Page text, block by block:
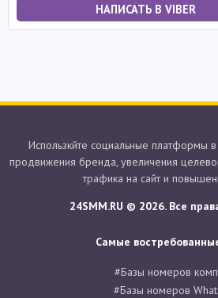
НАПИСАТЬ В VIBER
Использкйте социальные платформы
продвижения бренда, увеличения
трафика на сайт и
24SMM.RU © 2026. Все
Самые
#Базы номеров
#Базы номеров